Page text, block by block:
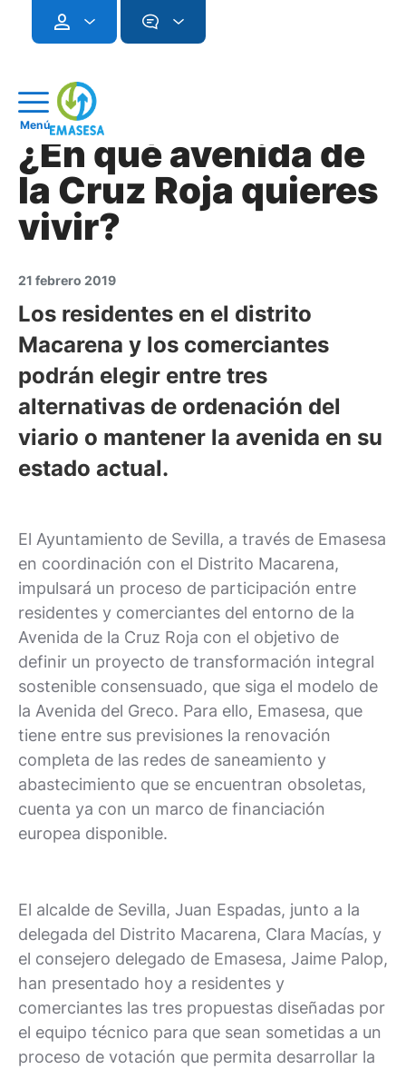
Menú
¿En qué avenida de
la Cruz Roja quieres
vivir?
21 febrero 2019
Los residentes en el distrito
Macarena y los comerciantes
podrán elegir entre tres
alternativas de ordenación del
viario o mantener la avenida en su
estado actual.
El Ayuntamiento de Sevilla, a través de Emasesa
en coordinación con el Distrito Macarena,
impulsará un proceso de participación entre
residentes y comerciantes del entorno de la
Avenida de la Cruz Roja con el objetivo de
definir un proyecto de transformación integral
sostenible consensuado, que siga el modelo de
la Avenida del Greco. Para ello, Emasesa, que
tiene entre sus previsiones la renovación
completa de las redes de saneamiento y
abastecimiento que se encuentran obsoletas,
cuenta ya con un marco de financiación
europea disponible.
El alcalde de Sevilla, Juan Espadas, junto a la
delegada del Distrito Macarena, Clara Macías, y
el consejero delegado de Emasesa, Jaime Palop,
han presentado hoy a residentes y
comerciantes las tres propuestas diseñadas por
el equipo técnico para que sean sometidas a un
proceso de votación que permita desarrollar la